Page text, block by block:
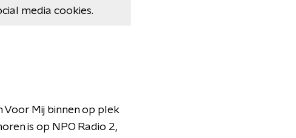
media cookies.
Voor Mij binnen op plek
is op NPO Radio 2,